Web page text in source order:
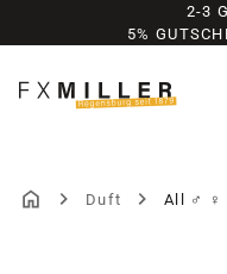
Zum Hauptinhalt
2-3
5%
Duft All ♂ ♀